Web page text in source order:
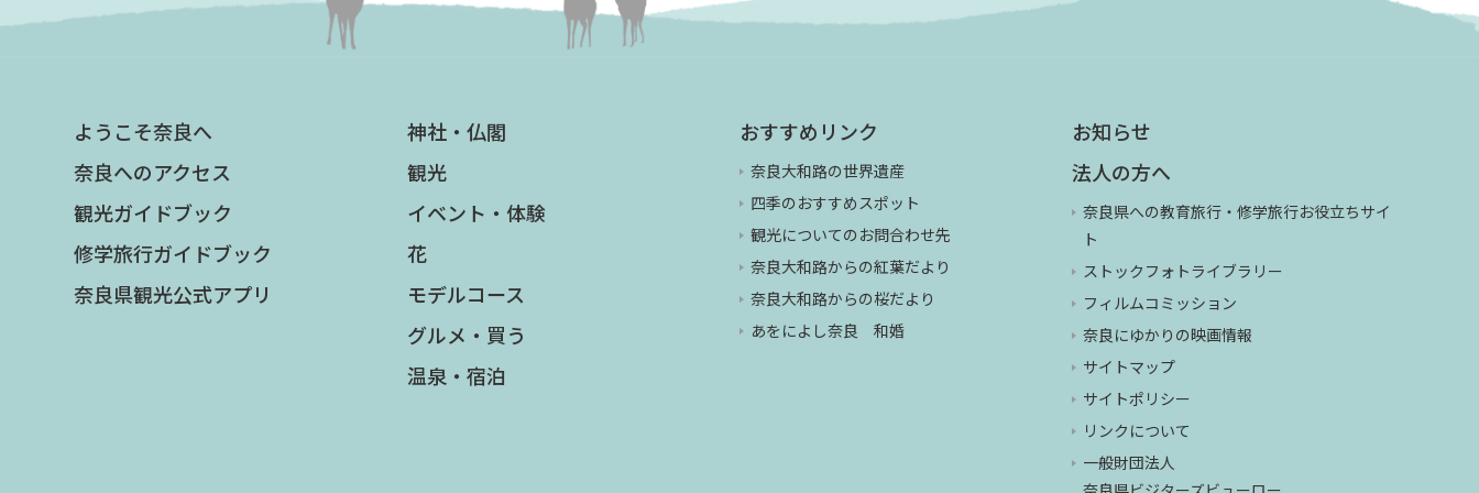
ようこそ奈良へ
奈良へのアクセス
観光ガイドブック
修学旅行ガイドブック
奈良県観光公式アプリ
神社・仏閣
観光
イベント・体験
花
モデルコース
グルメ・買う
温泉・宿泊
おすすめリンク
奈良大和路の世界遺産
四季のおすすめスポット
観光についてのお問合わせ先
奈良大和路からの紅葉だより
奈良大和路からの桜だより
あをによし奈良 和婚
お知らせ
法人の方へ
奈良県への教育旅行・修学旅行お役立ちサイ
ト
ストックフォトライブラリー
フィルムコミッション
奈良にゆかりの映画情報
サイトマップ
サイトポリシー
リンクについて
一般財団法人